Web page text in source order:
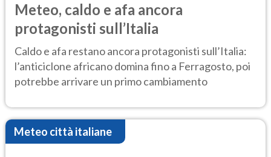
Meteo, caldo e afa ancora
protagonisti sull’Italia
Caldo e afa restano ancora protagonisti sull’Italia:
l’anticiclone africano domina fino a Ferragosto, poi
potrebbe arrivare un primo cambiamento
Meteo città italiane